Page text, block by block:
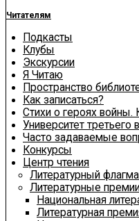
Читателям
Подкасты
Клубы
Экскурсии
Я Читаю
Пространство
Как записаться?
Стихи о героях
Университет третьего
Часто задаваемые
Конкурсы
Центр чтения
Литературный
Литературные
Национальная
Литературная